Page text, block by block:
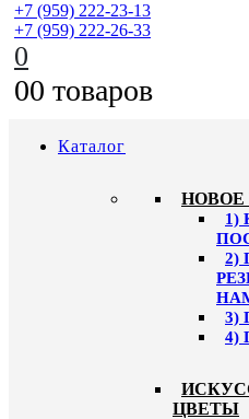
+7 (959) 222-23-13
+7 (959) 222-26-33
0
00 товаров
Каталог
1)
2)
3)
4)
ЦВЕТЫ